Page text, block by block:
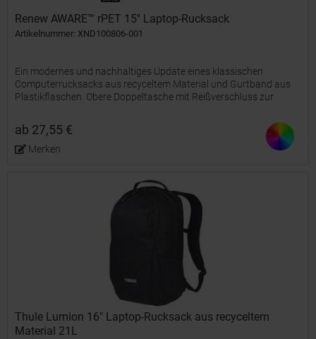
Renew AWARE™ rPET 15'' Laptop-Rucksack
Artikelnummer: XND100806-001
Ein modernes und nachhaltiges Update eines klassischen
Computerrucksacks aus recyceltem Material und Gurtband aus
Plastikflaschen. Obere Doppeltasche mit Reißverschluss zur
und...
ab 27,55 €
Merken
Thule Lumion 16" Laptop-Rucksack aus recyceltem
Material 21L